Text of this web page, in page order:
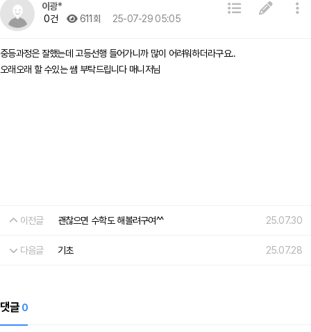
이광*
0건
611회 25-07-29 05:05
중등과정은 잘했는데 고등선행 들어가니까 많이 어려워하더라구요..
오래오래 할 수있는 쌤 부탁드립니다 매니저님
이전글 괜찮으면 수학도 해볼려구여^^ 25.07.30
다음글 기초 25.07.28
댓글 0